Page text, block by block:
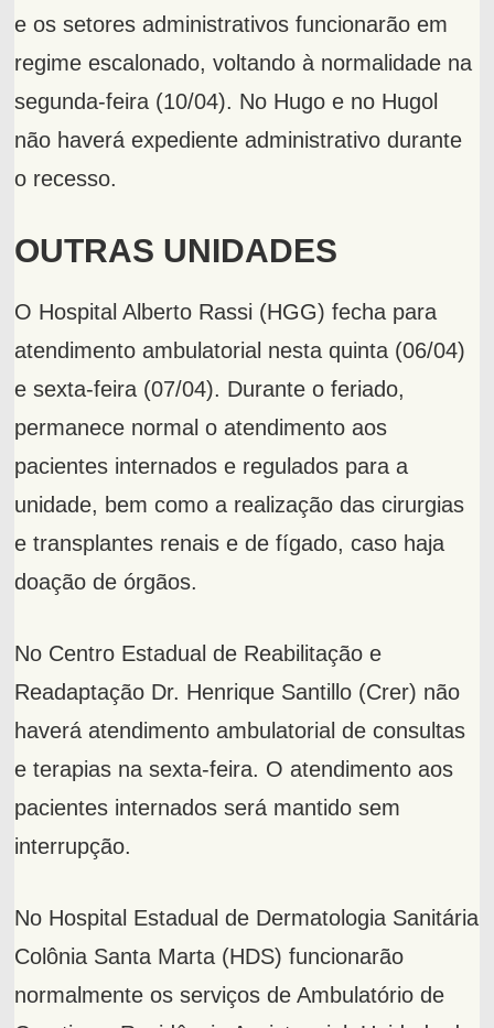
e os setores administrativos funcionarão em
regime escalonado, voltando à normalidade na
segunda-feira (10/04). No Hugo e no Hugol
não haverá expediente administrativo durante
o recesso.
OUTRAS UNIDADES
O Hospital Alberto Rassi (HGG) fecha para
atendimento ambulatorial nesta quinta (06/04)
e sexta-feira (07/04). Durante o feriado,
permanece normal o atendimento aos
pacientes internados e regulados para a
unidade, bem como a realização das cirurgias
e transplantes renais e de fígado, caso haja
doação de órgãos.
No Centro Estadual de Reabilitação e
Readaptação Dr. Henrique Santillo (Crer) não
haverá atendimento ambulatorial de consultas
e terapias na sexta-feira. O atendimento aos
pacientes internados será mantido sem
interrupção.
No Hospital Estadual de Dermatologia Sanitária
Colônia Santa Marta (HDS) funcionarão
normalmente os serviços de Ambulatório de